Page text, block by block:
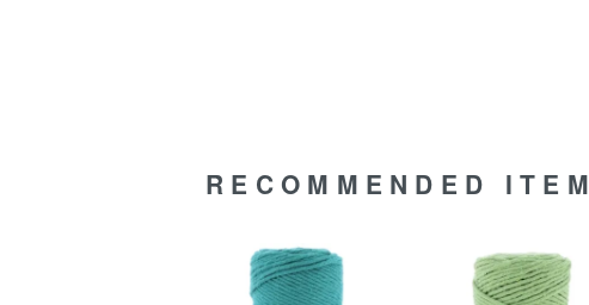
RECOMMENDED ITEM